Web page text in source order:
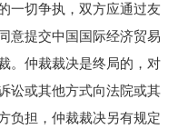
切争执，双方应通过友
意提交中国国际经济贸易
。仲裁裁决是终局的，对
讼或其他方式向法院或其
负担，仲裁裁决另有规定